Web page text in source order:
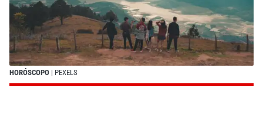
HORÓSCOPO | PEXELS